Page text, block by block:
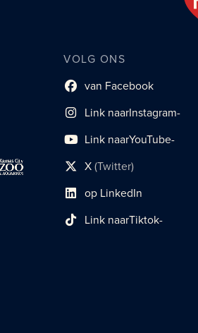
VOLG ONS
Link naar sociaal profiel
van Facebook
Link naarInstagram-
sociaal profiel
Link naarYouTube-
sociaal profiel
X(Twitter)
sociaal profiellink
Link naar sociaal profiel
op LinkedIn
Link naarTiktok-
sociaalprofiel